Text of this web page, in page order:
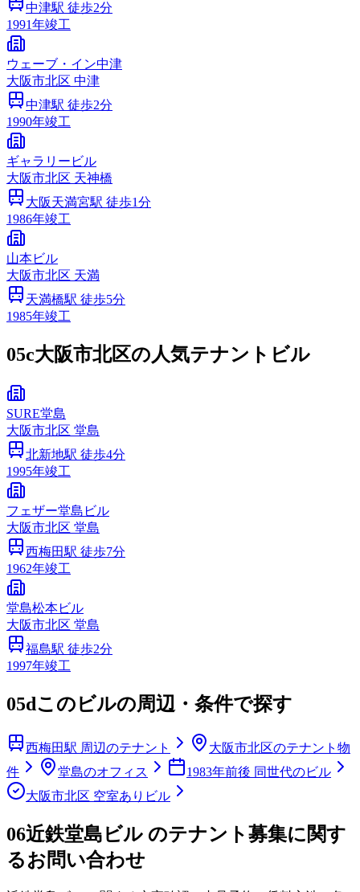
中津駅 徒歩2分
1991年竣工
ウェーブ・イン中津
大阪市北区 中津
中津駅 徒歩2分
1990年竣工
ギャラリービル
大阪市北区 天神橋
大阪天満宮駅 徒歩1分
1986年竣工
山本ビル
大阪市北区 天満
天満橋駅 徒歩5分
1985年竣工
05c大阪市北区の人気テナントビル
SURE堂島
大阪市北区 堂島
北新地駅 徒歩4分
1995年竣工
フェザー堂島ビル
大阪市北区 堂島
西梅田駅 徒歩7分
1962年竣工
堂島松本ビル
大阪市北区 堂島
福島駅 徒歩2分
1997年竣工
05dこのビルの周辺・条件で探す
西梅田駅 周辺のテナント
大阪市北区のテナント物
件
堂島のオフィス
1983年前後 同世代のビル
大阪市北区 空室ありビル
06近鉄堂島ビル のテナント募集に関す
るお問い合わせ